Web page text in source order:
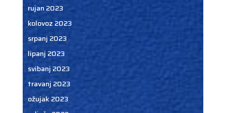
rujan 2023
kolovoz 2023
srpanj 2023
lipanj 2023
svibanj 2023
travanj 2023
ožujak 2023